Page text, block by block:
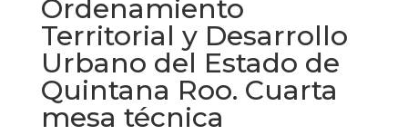
Ordenamiento
Territorial y Desarrollo
Urbano del Estado de
Quintana Roo. Cuarta
mesa técnica